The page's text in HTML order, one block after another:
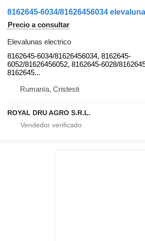
Precio a consultar
Elevalunas electrico
8162645-6034/81626456034, 8162645-
6052/81626456052, 8162645-6028/
8162645...
Rumanía, Cristesti
ROYAL DRU AGRO S.R.L.